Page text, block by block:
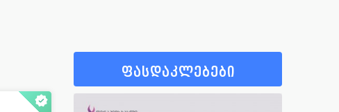
ფსიქოლოგი
ფტიზიატრი 43
ფასდაკლებები